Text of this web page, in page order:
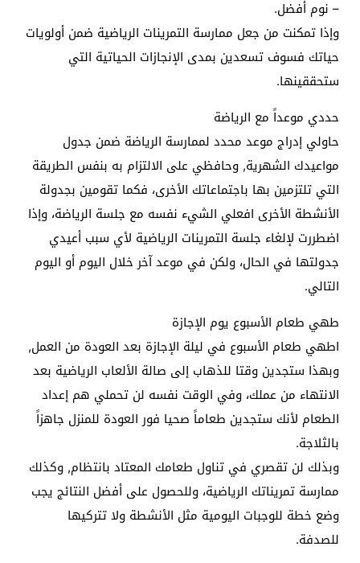
– نوم أفضل.
وإذا تمكنت من جعل ممارسة التمرينات الرياضية ضمن أولويات
حياتك فسوف تسعدين بمدى الإنجازات الحياتية التي
ستحققينها.
حددي موعداً مع الرياضة
حاولي إدراج موعد محدد لممارسة الرياضة ضمن جدول
مواعيدك الشهرية, وحافظي على الالتزام به بنفس الطريقة
التي تلتزمين بها باجتماعاتك الأخرى، فكما تقومين بجدولة
الأنشطة الأخرى افعلي الشيء نفسه مع جلسة الرياضة، وإذا
اضطررت لإلغاء جلسة التمرينات الرياضية لأي سبب أعيدي
جدولتها في الحال، ولكن في موعد آخر خلال اليوم أو اليوم
التالي.
طهي طعام الأسبوع يوم الإجازة
اطهي طعام الأسبوع في ليلة الإجازة بعد العودة من العمل,
وبهذا ستجدين وقتا للذهاب إلى صالة الألعاب الرياضية بعد
الانتهاء من عملك، وفي الوقت نفسه لن تحملي هم إعداد
الطعام لأنك ستجدين طعاماً صحيا فور العودة للمنزل جاهزاً
بالثلاجة.
وبذلك لن تقصري في تناول طعامك المعتاد بانتظام, وكذلك
ممارسة تمريناتك الرياضية، وللحصول على أفضل النتائج يجب
وضع خطة للوجبات اليومية مثل الأنشطة ولا تتركيها
للصدفة.